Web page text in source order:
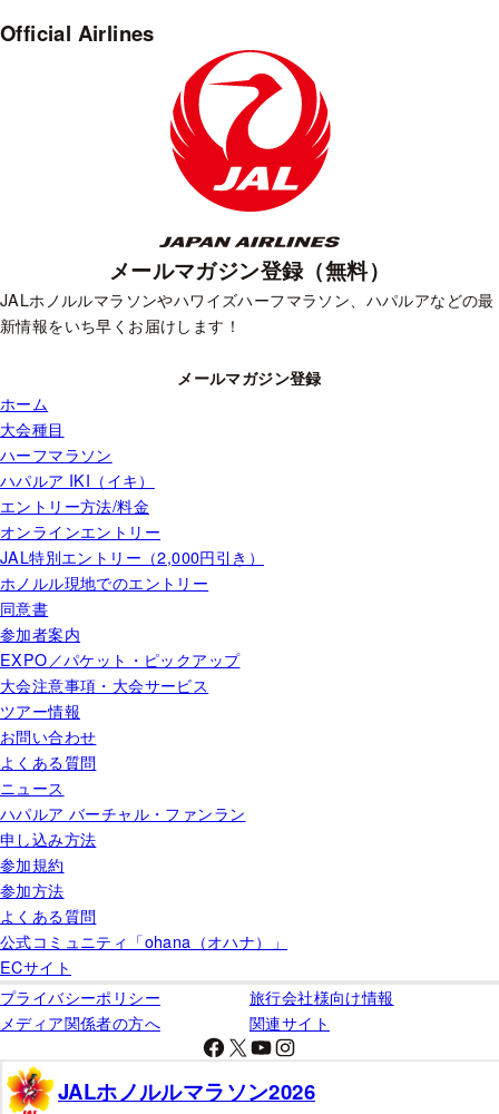
Official Airlines
メールマガジン登録（無料）
JALホノルルマラソンやハワイズハーフマラソン、ハパルアなどの最
新情報をいち早くお届けします！
メールマガジン登録
ホーム
大会種目
ハーフマラソン
ハパルア IKI（イキ）
エントリー方法/料金
オンラインエントリー
JAL特別エントリー（2,000円引き）
ホノルル現地でのエントリー
同意書
参加者案内
EXPO／パケット・ピックアップ
大会注意事項・大会サービス
ツアー情報
お問い合わせ
よくある質問
ニュース
ハパルア バーチャル・ファンラン
申し込み方法
参加規約
参加方法
よくある質問
公式コミュニティ「ohana（オハナ）」
ECサイト
プライバシーポリシー
旅行会社様向け情報
メディア関係者の方へ
関連サイト
Facebook
X YouTube
Instagram
JALホノルルマラソン2026